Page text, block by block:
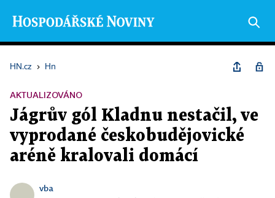
HN.cz › Hn
AKTUALIZOVÁNO
Jágrův gól Kladnu nestačil, ve
vyprodané českobudějovické
aréně kralovali domácí
vba